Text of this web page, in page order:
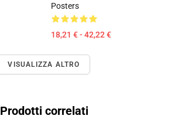
Posters
18,21 € - 42,22 €
VISUALIZZA ALTRO
Prodotti correlati